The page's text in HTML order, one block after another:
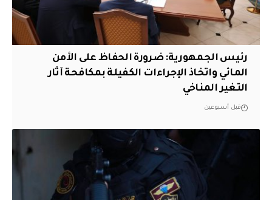
رئيس الجمهورية: ضرورة الحفاظ على الأمن
المائي واتخاذ الإجراءات الكفيلة بمكافحة آثار
التغير المناخي
قبل أسبوعين